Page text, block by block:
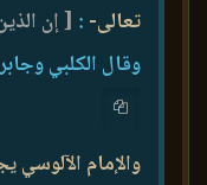
تعالى- : [ إن
وقال الكلبي
والإمام الآلوسي